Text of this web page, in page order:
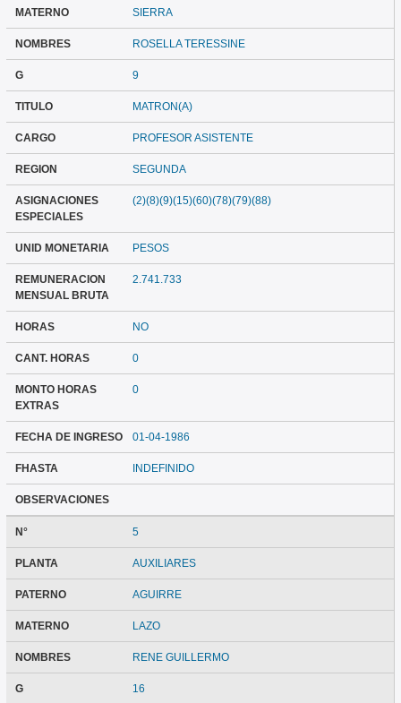
MATERNO SIERRA
NOMBRES ROSELLA TERESSINE
G 9
TITULO MATRON(A)
CARGO PROFESOR ASISTENTE
REGION SEGUNDA
ASIGNACIONES
ESPECIALES
(2)(8)(9)(15)(60)(78)(79)(88)
UNID MONETARIA PESOS
REMUNERACION
MENSUAL BRUTA
2.741.733
HORAS NO
CANT. HORAS 0
MONTO HORAS
EXTRAS
0
FECHA DE INGRESO 01-04-1986
FHASTA INDEFINIDO
OBSERVACIONES
N° 5
PLANTA AUXILIARES
PATERNO AGUIRRE
MATERNO LAZO
NOMBRES RENE GUILLERMO
G 16